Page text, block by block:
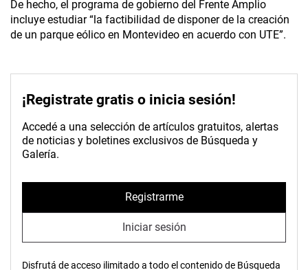
De hecho, el programa de gobierno del Frente Amplio
incluye estudiar “la factibilidad de disponer de la creación
de un parque eólico en Montevideo en acuerdo con UTE”.
¡Registrate gratis o inicia sesión!
Accedé a una selección de artículos gratuitos, alertas
de noticias y boletines exclusivos de Búsqueda y
Galería.
Registrarme
Iniciar sesión
Disfrutá de acceso ilimitado a todo el contenido de Búsqueda